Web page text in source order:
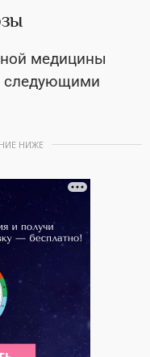
медицины
следующими
НИЖЕ